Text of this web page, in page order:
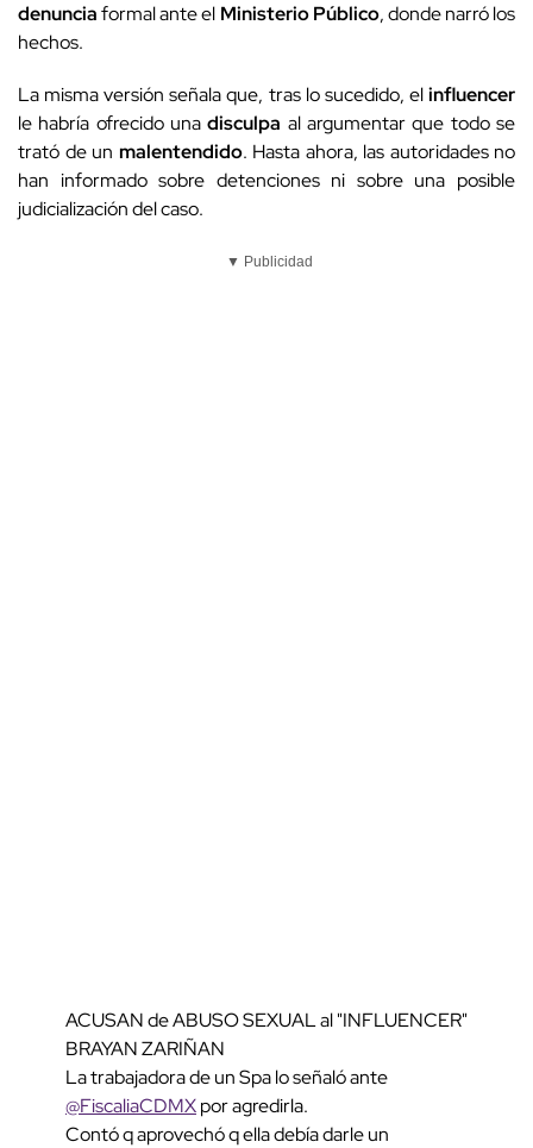
denunciaformal ante el Ministerio Público, donde narró los
hechos.
La misma versión señala que, tras lo sucedido, elinfluencer
le habría ofrecido unadisculpa al argumentar que todo se
trató de un malentendido. Hasta ahora, las autoridades no
han informado sobre detenciones ni sobre una posible
judicialización del caso.
▼ Publicidad
ACUSAN de ABUSO SEXUAL al "INFLUENCER"
BRAYAN ZARIÑAN
La trabajadora de un Spa lo señaló ante
@FiscaliaCDMXpor agredirla.
Contó q aprovechó q ella debía darle un